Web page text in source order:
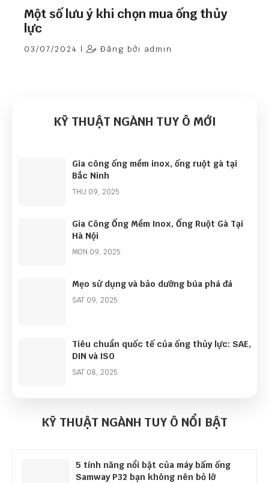
Một số lưu ý khi chọn mua ống thủy
lực
03/07/2024 | Đăng bởi admin
KỸ THUẬT NGÀNH TUY Ô MỚI
Gia công ống mềm inox, ống ruột gà tại
Bắc Ninh
THU 09, 2025
Gia Công Ống Mềm Inox, Ống Ruột Gà Tại
Hà Nội
MON 09, 2025
Mẹo sử dụng và bảo dưỡng búa phá đá
SAT 09, 2025
Tiêu chuẩn quốc tế của ống thủy lực: SAE,
DIN và ISO
SAT 08, 2025
lực
MON 08, 2025
KỸ THUẬT NGÀNH TUY Ô NỔI BẬT
5 tính năng nổi bật của máy bấm ống
Samway P32 bạn không nên bỏ lỡ